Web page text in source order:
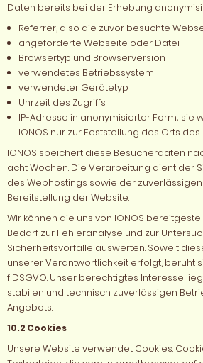
Daten bereits bei der Erhebung
Referrer, also die zuvor besuchte
angeforderte Webseite oder Datei
Browsertyp und Browserversion
verwendetes Betriebssystem
verwendeter Gerätetyp
Uhrzeit des Zugriffs
IP-Adresse in anonymisierter Form; sie
IONOS nur zur Feststellung des Orts
IONOS speichert diese Besucherdaten
acht Wochen. Die Verarbeitung dient der
des Webhostings sowie der
Bereitstellung der Website.
Wir können die uns von IONOS
Bedarf zur Fehleranalyse und zur
Sicherheitsvorfälle auswerten. Soweit
unserer Verantwortlichkeit erfolgt, beruht
f DSGVO. Unser berechtigtes Interesse
stabilen und technisch zuverlässigen
Angebots.
10.2 Cookies
Unsere Website verwendet Cookies.